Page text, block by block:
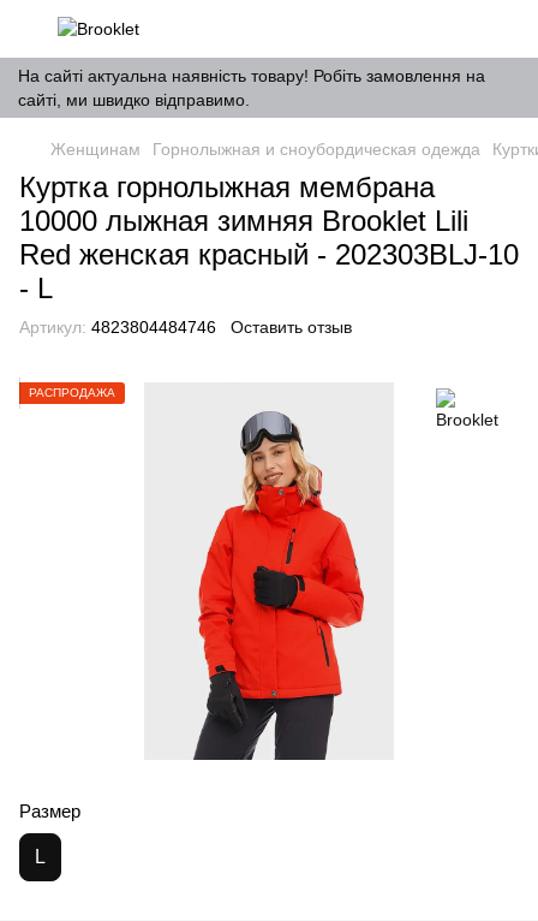
На сайті актуальна наявність товару! Робіть замовлення на
сайті, ми швидко відправимо.
Женщинам Горнолыжная и сноубордическая одежда
Куртка горнолыжная мембрана
10000 лыжная зимняя Brooklet Lili
Red женская красный - 202303BLJ-10
- L
Артикул: 4823804484746 Оставить отзыв
РАСПРОДАЖА
Размер
L